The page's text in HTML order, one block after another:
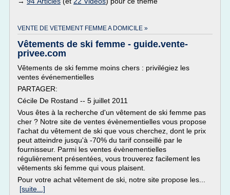
VENTE DE VETEMENT FEMME A DOMICILE »
Vêtements de ski femme - guide.vente-
privee.com
Vêtements de ski femme moins chers : privilégiez les
ventes événementielles
PARTAGER:
Cécile De Rostand -- 5 juillet 2011
Vous êtes à la recherche d'un vêtement de ski femme pas
cher ? Notre site de ventes évènementielles vous propose
l'achat du vêtement de ski que vous cherchez, dont le prix
peut atteindre jusqu'à -70% du tarif conseillé par le
fournisseur. Parmi les ventes évènementielles
régulièrement présentées, vous trouverez facilement les
vêtements ski femme qui vous plaisent.
Pour votre achat vêtement de ski, notre site propose les...
[suite...]